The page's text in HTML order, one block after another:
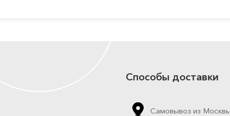
Способы доставки
Самовывоз из